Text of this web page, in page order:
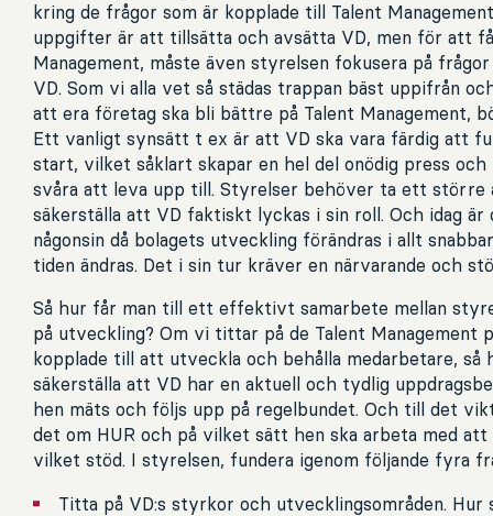
kring de frågor som är kopplade till Talent
uppgifter är att tillsätta och avsätta VD, men för att
Management, måste även styrelsen fokusera på
VD. Som vi alla vet så städas trappan bäst uppifrån
att era företag ska bli bättre på Talent Management,
Ett vanligt synsätt t ex är att VD ska vara färdig att
start, vilket såklart skapar en hel del onödig press
svåra att leva upp till. Styrelser behöver ta ett större
säkerställa att VD faktiskt lyckas i sin roll. Och idag är
någonsin då bolagets utveckling förändras i allt
tiden ändras. Det i sin tur kräver en närvarande och
Så hur får man till ett effektivt samarbete mellan
på utveckling? Om vi tittar på de Talent Management
kopplade till att utveckla och behålla medarbetare, så
säkerställa att VD har en aktuell och tydlig
hen mäts och följs upp på regelbundet. Och till det
det om HUR och på vilket sätt hen ska arbeta med att
vilket stöd. I styrelsen, fundera igenom följande fyra
Titta på VD:s styrkor och utvecklingsområden.